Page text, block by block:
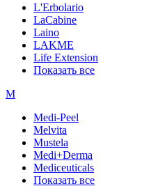
L'Erbolario
LaCabine
Laino
LAKME
Life Extension
Показать все
M
Medi-Peel
Melvita
Mustela
Medi+Derma
Mediceuticals
Показать все